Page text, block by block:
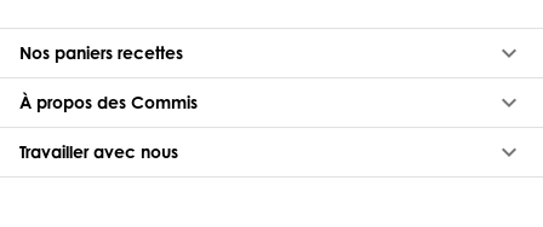
Nos paniers recettes keyboard_arrow_down
À propos des Commis keyboard_arrow_down
Travailler avec nous keyboard_arrow_down